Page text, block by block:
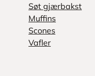
Søt gjærbakst
Muffins
Scones
Vafler